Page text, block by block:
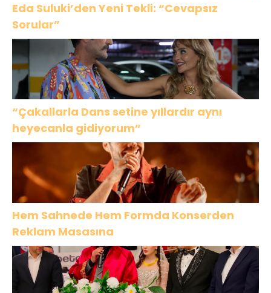
Eda Suluki’den Yeni Tekli: “Cevapsız
Sorular”
“Çakallarla Dans setine yıllardır aynı
heyecanla gidiyorum”
Hem Sahnede Hem Formda Konserden
Reklam Masasına